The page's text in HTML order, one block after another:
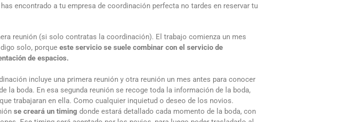
encontrado a tu empresa de coordinación perfecta no tardes en reservar tu
reunión (si solo contratas la coordinación). El trabajo comienza un mes
solo, porque este servicio se suele combinar con el servicio de
de espacios.
incluye una primera reunión y otra reunión un mes antes para conocer
la boda. En esa segunda reunión se recoge toda la información de la boda,
trabajaran en ella. Como cualquier inquietud o deseo de los novios.
se creará un timing donde estará detallado cada momento de la boda, con